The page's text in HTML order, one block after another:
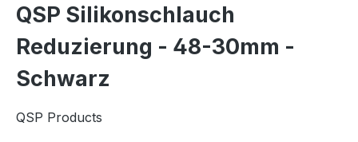
QSP Silikonschlauch
Reduzierung - 48-30mm -
Schwarz
QSP Products